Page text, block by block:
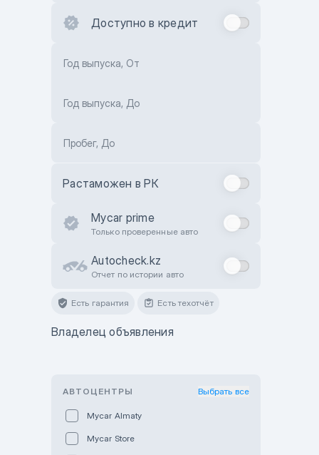
Доступно в кредит
Год выпуска, От
Год выпуска, До
Пробег, До
Растаможен в РК
Mycar prime
Только проверенные авто
Autocheck.kz
Отчет по истории авто
Есть гарантия Есть техотчёт
Владелец объявления
АВТОЦЕНТРЫ Выбрать все
Mycar Almaty
Mycar Store